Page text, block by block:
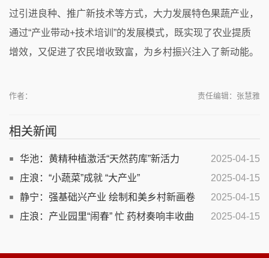
过引进良种、推广新技术等方式，大力发展特色果蔬产业，
通过“产业带动+技术培训”的发展模式，既实现了农业提质
增效，又促进了农民增收致富，为乡村振兴注入了新动能。
责任编辑：张慧雅
作者：
相关新闻
2025-04-15
华池：黄精种植激活“天然药库”新活力
2025-04-15
庄浪：“小蔬菜”成就 “大产业”
2025-04-15
静宁：强基础兴产业 绘制和美乡村新画卷
2025-04-15
庄浪：产业园里“闹春” 忙 药材奏响丰收曲